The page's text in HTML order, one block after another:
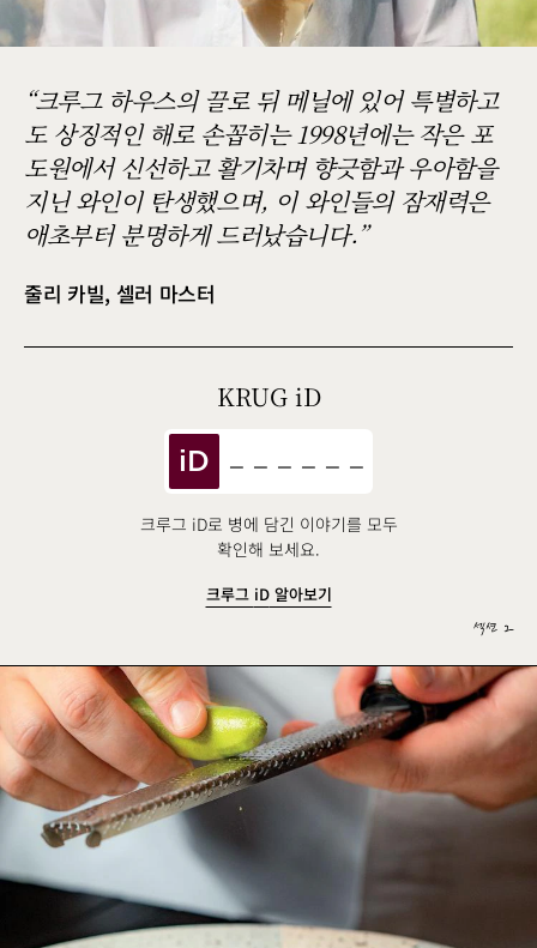
크루그 하우스의 끌로 뒤 메닐에 있어 특별하고
도 상징적인 해로 손꼽히는 1998년에는 작은 포
도원에서 신선하고 활기차며 향긋함과 우아함을
지닌 와인이 탄생했으며, 이 와인들의 잠재력은
애초부터 분명하게 드러났습니다.
줄리 카빌, 셀러 마스터
KRUGiD
iD
크루그 iD로 병에 담긴 이야기를 모두
확인해 보세요.
크루그iD알아보기
섹션 2